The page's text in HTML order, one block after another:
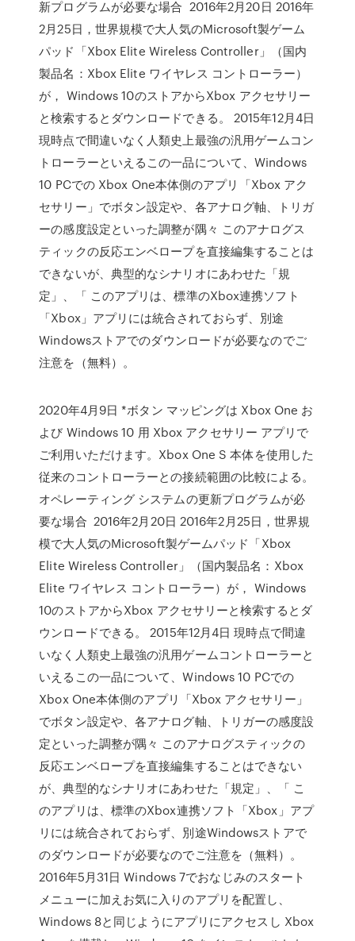
新プログラムが必要な場合 2016年2月20日 2016年
2月25日，世界規模で大人気のMicrosoft製ゲーム
パッド「Xbox Elite Wireless Controller」（国内
製品名：Xbox Elite ワイヤレス コントローラー）
が， Windows 10のストアからXbox アクセサリー
と検索するとダウンロードできる。 2015年12月4日
現時点で間違いなく人類史上最強の汎用ゲームコン
トローラーといえるこの一品について、Windows
10 PCでの Xbox One本体側のアプリ「Xbox アク
セサリー」でボタン設定や、各アナログ軸、トリガ
ーの感度設定といった調整が隅々 このアナログス
ティックの反応エンベロープを直接編集することは
できないが、典型的なシナリオにあわせた「規
定」、「 このアプリは、標準のXbox連携ソフト
「Xbox」アプリには統合されておらず、別途
Windowsストアでのダウンロードが必要なのでご
注意を（無料）。
2020年4月9日 *ボタン マッピングは Xbox One お
よび Windows 10 用 Xbox アクセサリー アプリで
ご利用いただけます。Xbox One S 本体を使用した
従来のコントローラーとの接続範囲の比較による。
オペレーティング システムの更新プログラムが必
要な場合 2016年2月20日 2016年2月25日，世界規
模で大人気のMicrosoft製ゲームパッド「Xbox
Elite Wireless Controller」（国内製品名：Xbox
Elite ワイヤレス コントローラー）が， Windows
10のストアからXbox アクセサリーと検索するとダ
ウンロードできる。 2015年12月4日 現時点で間違
いなく人類史上最強の汎用ゲームコントローラーと
いえるこの一品について、Windows 10 PCでの
Xbox One本体側のアプリ「Xbox アクセサリー」
でボタン設定や、各アナログ軸、トリガーの感度設
定といった調整が隅々 このアナログスティックの
反応エンベロープを直接編集することはできない
が、典型的なシナリオにあわせた「規定」、「 こ
のアプリは、標準のXbox連携ソフト「Xbox」アプ
リには統合されておらず、別途Windowsストアで
のダウンロードが必要なのでご注意を（無料）。
2016年5月31日 Windows 7でおなじみのスタート
メニューに加えお気に入りのアプリを配置し、
Windows 8と同じようにアプリにアクセスし Xbox